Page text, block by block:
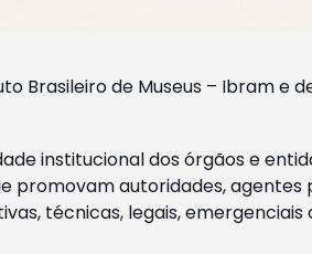
Brasileiro de Museus – Ibram e
institucional dos órgãos e
autoridades,
técnicas, legais,